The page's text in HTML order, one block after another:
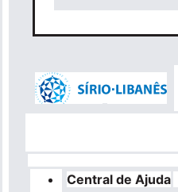
Central de Ajuda